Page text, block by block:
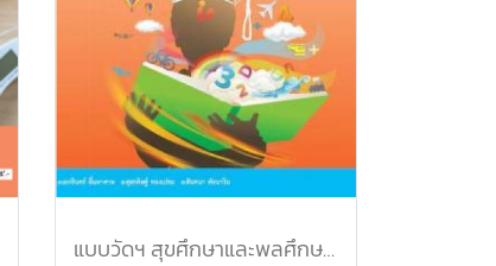
แบบวัดฯ สุขศึกษาและพลศึกษา ป.6/อจท.